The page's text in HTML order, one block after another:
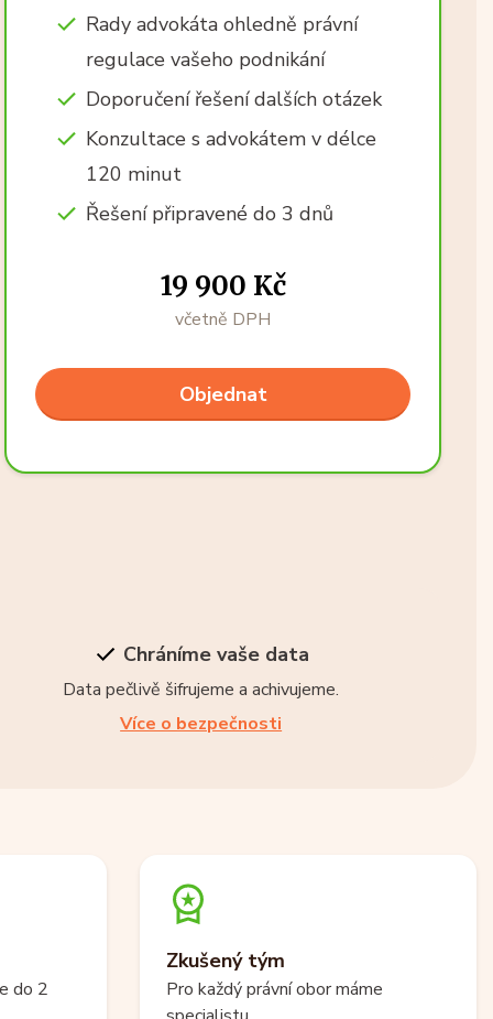
Rady advokáta ohledně právní
regulace vašeho podnikání
Doporučení řešení dalších otázek
Konzultace s advokátem v délce
120 minut
Řešení připravené do 3 dnů
19 900 Kč
včetně DPH
Objednat
Chráníme vaše data
Data pečlivě šifrujeme a achivujeme.
Více o bezpečnosti
do 2
Zkušený tým
Pro každý právní obor máme